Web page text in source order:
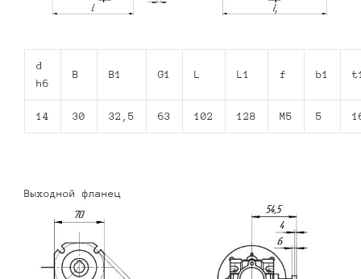
d
h6
B B1 G1 L L1 f b1
14 30 32,5 63 102 128 M5 5
Выходной фланец